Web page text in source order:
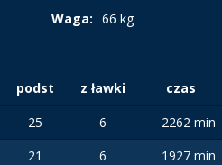
Waga: 66 kg
podst z ławki
czas
25 6 2262 min
21 6 1927 min